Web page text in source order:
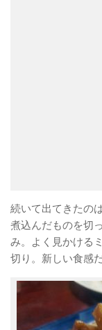
続いて出てきたの
煮込んだものを切
み。よく見かける
切り。新しい食感だ